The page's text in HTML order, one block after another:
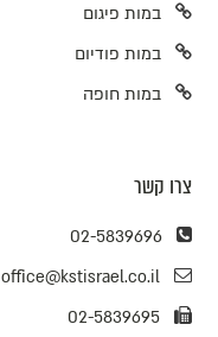
במות פיגום
במות פודיום
במות חופה
צרו קשר
02-5839696
office@kstisrael.co.il
02-5839695